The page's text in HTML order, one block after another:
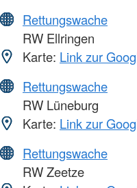
Rettungswache
RW Ellringen
Karte: Link zur
Rettungswache
RW Lüneburg
Karte: Link zur
Rettungswache
RW Zeetze